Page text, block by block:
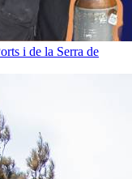
i de la Serra de